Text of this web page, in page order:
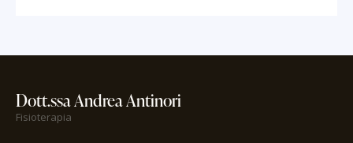
Dott.ssa Andrea Antinori
Fisioterapia